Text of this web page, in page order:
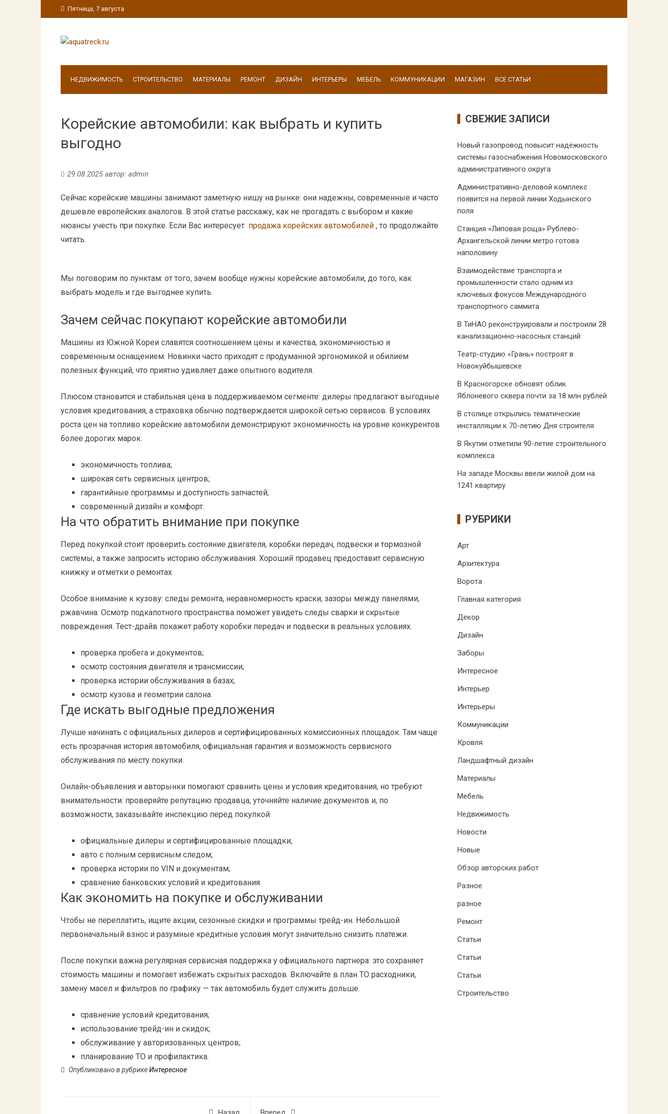
Пятница, 7 августа
НЕДВИЖИМОСТЬ СТРОИТЕЛЬСТВО МАТЕРИАЛЫ РЕМОНТ ДИЗАЙН ИНТЕРЬЕРЫ МЕБЕЛЬ КОММУНИКАЦИИ МАГАЗИН ВСЕ СТАТЬИ
Корейские автомобили: как выбрать и купить
выгодно
29.08.2025автор: admin
Сейчас корейские машины занимают заметную нишу на рынке: они надежны, современные и часто
дешевле европейских аналогов. В этой статье расскажу, как не прогадать с выбором и какие
нюансы учесть при покупке. Если Вас интересует продажа корейских автомобилей , то продолжайте
читать.
Мы поговорим по пунктам: от того, зачем вообще нужны корейские автомобили, до того, как
выбрать модель и где выгоднее купить.
Зачем сейчас покупают корейские автомобили
Машины из Южной Кореи славятся соотношением цены и качества, экономичностью и
современным оснащением. Новинки часто приходят с продуманной эргономикой и обилием
полезных функций, что приятно удивляет даже опытного водителя.
Плюсом становится и стабильная цена в поддерживаемом сегменте: дилеры предлагают выгодные
условия кредитования, а страховка обычно подтверждается широкой сетью сервисов. В условиях
роста цен на топливо корейские автомобили демонстрируют экономичность на уровне конкурентов
более дорогих марок.
экономичность топлива;
широкая сеть сервисных центров;
гарантийные программы и доступность запчастей;
современный дизайн и комфорт.
На что обратить внимание при покупке
Перед покупкой стоит проверить состояние двигателя, коробки передач, подвески и тормозной
системы, а также запросить историю обслуживания. Хороший продавец предоставит сервисную
книжку и отметки о ремонтах.
Особое внимание к кузову: следы ремонта, неравномерность краски, зазоры между панелями,
ржавчина. Осмотр подкапотного пространства поможет увидеть следы сварки и скрытые
повреждения. Тест-драйв покажет работу коробки передач и подвески в реальных условиях.
проверка пробега и документов;
осмотр состояния двигателя и трансмиссии;
проверка истории обслуживания в базах;
осмотр кузова и геометрии салона.
Где искать выгодные предложения
Лучше начинать с официальных дилеров и сертифицированных комиссионных площадок. Там чаще
есть прозрачная история автомобиля, официальная гарантия и возможность сервисного
обслуживания по месту покупки.
Онлайн-объявления и авторынки помогают сравнить цены и условия кредитования, но требуют
внимательности: проверяйте репутацию продавца, уточняйте наличие документов и, по
возможности, заказывайте инспекцию перед покупкой.
официальные дилеры и сертифицированные площадки;
авто с полным сервисным следом;
проверка истории по VIN и документам;
сравнение банковских условий и кредитования.
Как экономить на покупке и обслуживании
Чтобы не переплатить, ищите акции, сезонные скидки и программы трейд-ин. Небольшой
первоначальный взнос и разумные кредитные условия могут значительно снизить платежи.
После покупки важна регулярная сервисная поддержка у официального партнера: это сохраняет
стоимость машины и помогает избежать скрытых расходов. Включайте в план ТО расходники,
замену масел и фильтров по графику — так автомобиль будет служить дольше.
сравнение условий кредитования;
использование трейд-ин и скидок;
обслуживание у авторизованных центров;
планирование ТО и профилактика.
Опубликовано в рубрикеИнтересное
СВЕЖИЕ ЗАПИСИ
Новый газопровод повысит надёжность
системы газоснабжения Новомосковского
административного округа
Административно-деловой комплекс
появится на первой линии Ходынского
поля
Станция «Липовая роща» Рублево-
Архангельской линии метро готова
наполовину
Взаимодействие транспорта и
промышленности стало одним из
ключевых фокусов Международного
транспортного саммита
В ТиНАО реконструировали и построили 28
канализационно-насосных станций
Театр-студию «Грань» построят в
Новокуйбышевске
В Красногорске обновят облик
Яблоневого сквера почти за 18 млн рублей
В столице открылись тематические
инсталляции к 70-летию Дня строителя
В Якутии отметили 90-летие строительного
комплекса
На западе Москвы ввели жилой дом на
1241 квартиру
РУБРИКИ
Арт
Архитектура
Ворота
Главная категория
Декор
Дизайн
Заборы
Интересное
Интерьер
Интерьеры
Коммуникации
Кровля
Ландшафтный дизайн
Материалы
Мебель
Недвижимость
Новости
Новые
Обзор авторских работ
Разное
разное
Ремонт
Статьи
Статьи
Статьи
Строительство